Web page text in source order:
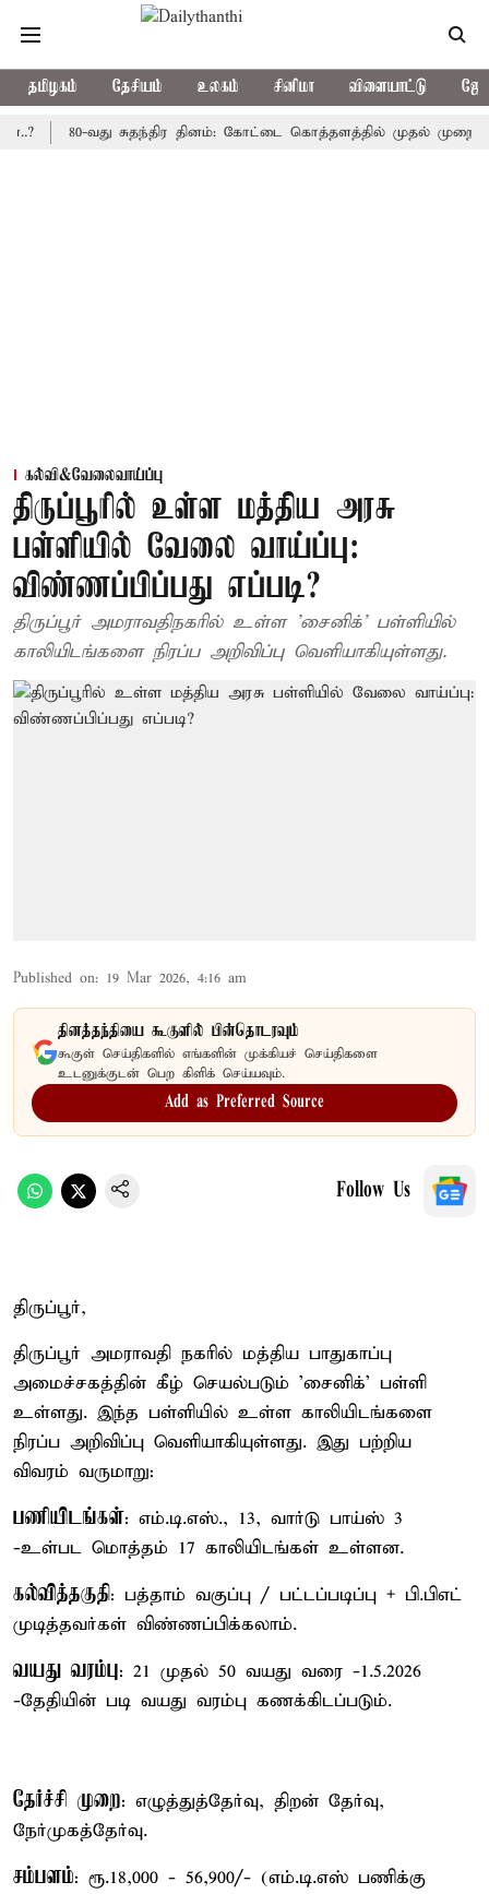
தமிழகம் தேசியம் உலகம் சினிமா விளையாட்டு
80-வது சுதந்திர தினம்: கோட்டை கொத்தளத்தில் முதல் முறையாக
கல்வி&வேலைவாய்ப்பு
திருப்பூரில் உள்ள மத்திய அரசு
பள்ளியில் வேலை வாய்ப்பு:
விண்ணப்பிப்பது எப்படி?
திருப்பூர் அமராவதிநகரில் உள்ள 'சைனிக்' பள்ளியில்
காலியிடங்களை நிரப்ப அறிவிப்பு வெளியாகியுள்ளது.
Published on: 19 Mar 2026, 4:16 am
தினத்தந்தியை கூகுளில் பின்தொடரவும்
கூகுள் செய்திகளில் எங்களின் முக்கியச் செய்திகளை
உடனுக்குடன் பெற கிளிக் செய்யவும்.
Add as Preferred Source
Follow Us
திருப்பூர்,
திருப்பூர் அமராவதி நகரில் மத்திய பாதுகாப்பு
அமைச்சகத்தின் கீழ் செயல்படும் 'சைனிக்' பள்ளி
உள்ளது. இந்த பள்ளியில் உள்ள காலியிடங்களை
நிரப்ப அறிவிப்பு வெளியாகியுள்ளது. இது பற்றிய
விவரம் வருமாறு:
பணியிடங்கள்: எம்.டி.எஸ்., 13, வார்டு பாய்ஸ் 3
-உள்பட மொத்தம் 17 காலியிடங்கள் உள்ளன.
கல்வித்தகுதி: பத்தாம் வகுப்பு / பட்டப்படிப்பு + பி.பிஎட்
முடித்தவர்கள் விண்ணப்பிக்கலாம்.
வயது வரம்பு: 21 முதல் 50 வயது வரை -1.5.2026
-தேதியின் படி வயது வரம்பு கணக்கிடப்படும்.
தேர்ச்சி முறை: எழுத்துத்தேர்வு, திறன் தேர்வு,
நேர்முகத்தேர்வு.
சம்பளம்: ரூ.18,000 - 56,900/- (எம்.டி.எஸ் பணிக்கு